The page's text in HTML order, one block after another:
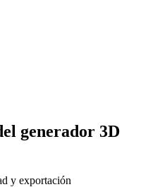
generador 3D
y exportación